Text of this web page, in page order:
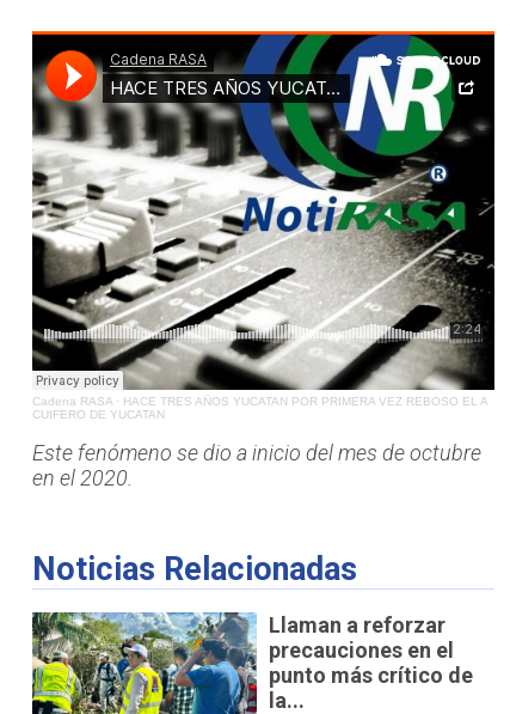
Cadena RASA· HACE TRES AÑOS YUCATAN POR PRIMERA VEZ REBOSO EL A
CUIFERO DE YUCATAN
Este fenómeno se dio a inicio del mes de octubre
en el 2020.
Noticias Relacionadas
Llaman a reforzar
precauciones en el
punto más crítico de
la...